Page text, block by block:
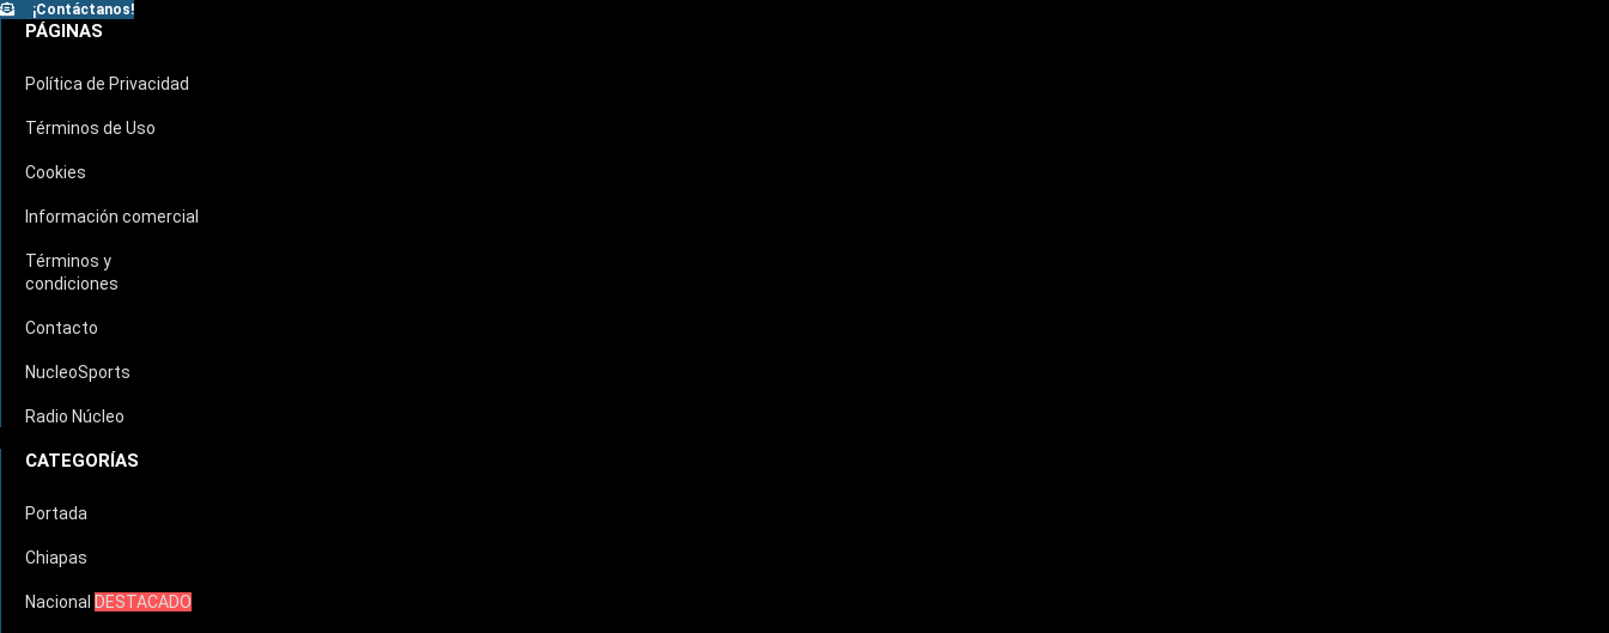
¡Contáctanos!
PÁGINAS
Política de Privacidad
Términos de Uso
Cookies
Información comercial
Términos y
condiciones
Contacto
NucleoSports
Radio Núcleo
CATEGORÍAS
Portada
Chiapas
Nacional DESTACADO